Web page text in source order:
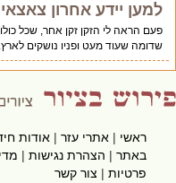
למען יידע אחרון
פעם הראה לי הזקן זקן אחר, שכל כולו
שדומה שעוד מעט ופניו נושקים לארץ.
ראשי|אתרי עזר|אודות
באתר|הצהרת נגישות|
פרטיות|צור קשר